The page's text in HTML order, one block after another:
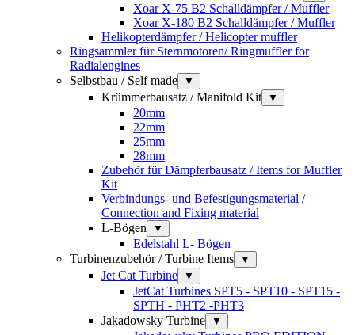
Xoar X-75 B2 Schalldämpfer / Muffler
Xoar X-180 B2 Schalldämpfer / Muffler
Helikopterdämpfer / Helicopter muffler
Ringsammler für Sternmotoren/ Ringmuffler for
Radialengines
Selbstbau / Self made
▼
Krümmerbausatz / Manifold Kit ▼
20mm
22mm
25mm
28mm
Zubehör für Dämpferbausatz / Items for Muffler
Kit
Verbindungs- und Befestigungsmaterial /
Connection and Fixing material
L-Bögen
▼
Edelstahl L- Bögen
Turbinenzubehör / Turbine Items
▼
Jet Cat Turbine ▼
JetCat Turbines SPT5 - SPT10 - SPT15 -
SPTH - PHT2 -PHT3
Jakadowsky Turbine
▼